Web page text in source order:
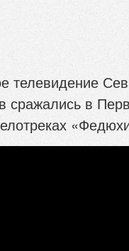
телевидение
сражались в